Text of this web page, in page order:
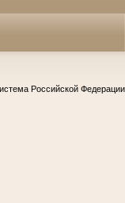
Российской